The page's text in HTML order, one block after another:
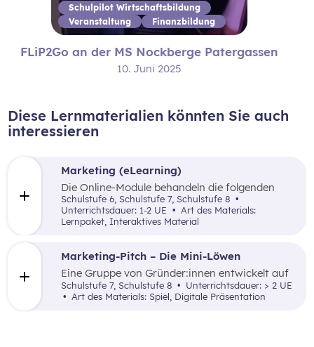
Schulpilot Wirtschaftsbildung
Veranstaltung
Finanzbildung
FLiP2Go an der MS Nockberge Patergassen
10. Juni 2025
Diese Lernmaterialien könnten Sie auch
interessieren
Marketing (eLearning)
Die Online-Module behandeln die folgenden
Themen: Was ist Marketing, Marktforschung,
die 4P (Price, Promotion, Place und Product)
sowie zentrale Begriffe.
Schulstufe 6, Schulstufe 7, Schulstufe 8
Unterrichtsdauer: 1-2 UE
Art des Materials:
Lernpaket, Interaktives Material
Marketing-Pitch – Die Mini-Löwen
Eine Gruppe von Gründer:innen entwickelt auf
Basis einer vorgegebenen Unternehmensidee
einen abwechslungsreichen Pitch, der den Mini-
Löwen (= Investor:innen) präsentiert wird. Ziel
Schulstufe 7, Schulstufe 8
Unterrichtsdauer: > 2 UE
Art des Materials: Spiel, Digitale Präsentation